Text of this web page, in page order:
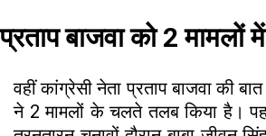
प्रताप बाजवा को 2 मामलों
वहीं कांग्रेसी नेता प्रताप बाजवा की
ने 2 मामलों के चलते तलब किया है।